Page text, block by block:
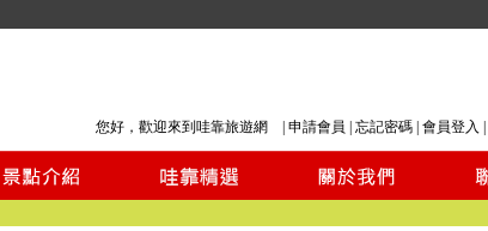
您好，歡迎來到哇靠旅遊網 | 申請會員 忘記密碼 會員登入